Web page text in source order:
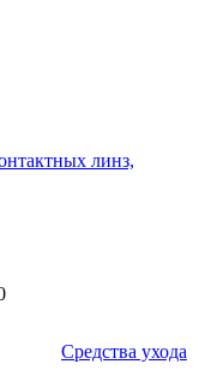
Средства ухода